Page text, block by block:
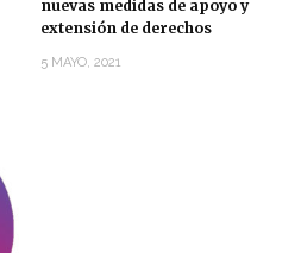
nuevas medidas de apoyo y
extensión de derechos
5 MAYO, 2021